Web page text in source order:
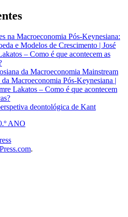
na Macroeconomia Pós-Keynesiana:
e Modelos de Crescimento | José
– Como é que acontecem as
da Macroeconomia Mainstream
Macroeconomia Pós-Keynesiana |
Lakatos – Como é que acontecem
deontológica de Kant
ANO
.